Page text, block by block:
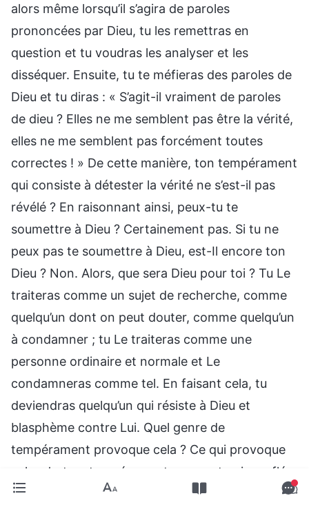
alors même lorsqu’il s’agira de paroles
prononcées par Dieu, tu les remettras en
question et tu voudras les analyser et les
disséquer. Ensuite, tu te méfieras des paroles de
Dieu et tu diras : « S’agit-il vraiment de paroles
de dieu ? Elles ne me semblent pas être la vérité,
elles ne me semblent pas forcément toutes
correctes ! » De cette manière, ton tempérament
qui consiste à détester la vérité ne s’est-il pas
révélé ? En raisonnant ainsi, peux-tu te
soumettre à Dieu ? Certainement pas. Si tu ne
peux pas te soumettre à Dieu, est-Il encore ton
Dieu ? Non. Alors, que sera Dieu pour toi ? Tu Le
traiteras comme un sujet de recherche, comme
quelqu’un dont on peut douter, comme quelqu’un
à condamner ; tu Le traiteras comme une
personne ordinaire et normale et Le
condamneras comme tel. En faisant cela, tu
deviendras quelqu’un qui résiste à Dieu et
blasphème contre Lui. Quel genre de
tempérament provoque cela ? Ce qui provoque
cela, c’est un tempérament arrogant qui a enflé
jusqu’à un certain point : non seulement ton